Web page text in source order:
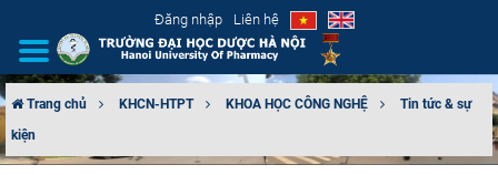
Đăng nhập Liên hệ
GIỚI THIỆU
Trang chủ KHCN-HTPT KHOA HỌC CÔNG NGHỆ
Tin tức & sự
kiện